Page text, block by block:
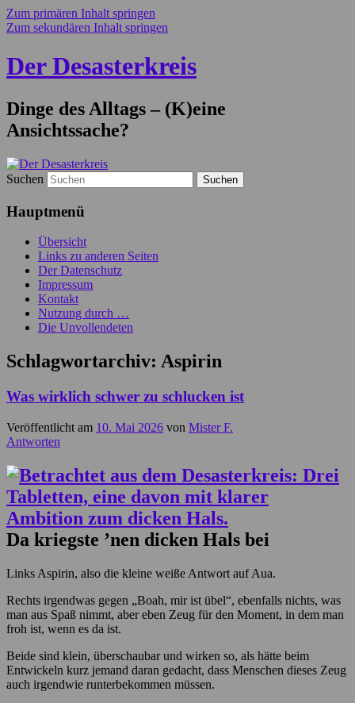
Zum primären Inhalt springen
Zum sekundären Inhalt springen
Der Desasterkreis
Dinge des Alltags – (K)eine
Ansichtssache?
Suchen
Hauptmenü
Übersicht
Links zu anderen Seiten
Der Datenschutz
Impressum
Kontakt
Nutzung durch …
Die Unvollendeten
Schlagwortarchiv: Aspirin
Was wirklich schwer zu schlucken ist
Veröffentlicht am 10. Mai 2026 von Mister F.
Antworten
Da kriegste ’nen dicken Hals bei
Links Aspirin, also die kleine weiße Antwort auf Aua.
Rechts irgendwas gegen „Boah, mir ist übel“, ebenfalls nichts, was
man aus Spaß nimmt, aber eben Zeug für den Moment, in dem man
froh ist, wenn es da ist.
Beide sind klein, überschaubar und wirken so, als hätte beim
Entwickeln kurz jemand daran gedacht, dass Menschen dieses Zeug
auch irgendwie runterbekommen müssen.